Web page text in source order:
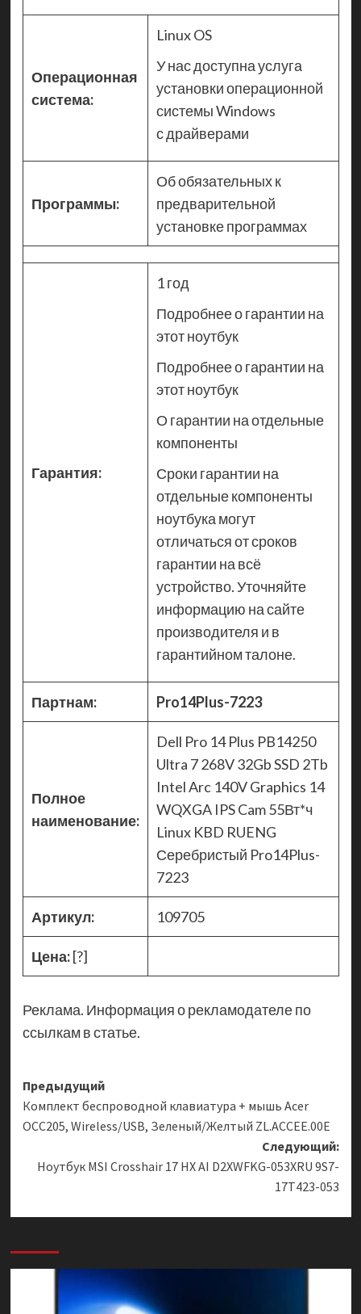
Операционная
система:
Linux OS
У нас доступна услуга
установки операционной
системы Windows
с драйверами
Программы:
Об обязательных к
предварительной
установке программах
Гарантия:
1 год
Подробнее о гарантии на
этот ноутбук
Подробнее о гарантии на
этот ноутбук
О гарантии на отдельные
компоненты
Сроки гарантии на
отдельные компоненты
ноутбука могут
отличаться от сроков
гарантии на всё
устройство. Уточняйте
информацию на сайте
производителя и в
гарантийном талоне.
Партнам: Pro14Plus-7223
Полное
наименование:
Dell Pro 14 Plus PB14250
Ultra 7 268V 32Gb SSD 2Tb
Intel Arc 140V Graphics 14
WQXGA IPS Cam 55Вт*ч
Linux KBD RUENG
Серебристый Pro14Plus-
7223
Артикул: 109705
Цена:[?]
Реклама. Информация о рекламодателе по
ссылкам в статье.
Навигация
записи
Предыдущий
Комплект беспроводной клавиатура + мышь Acer
OCC205, Wireless/USB, Зеленый/Желтый ZL.ACCEE.00E
Следующий:
Ноутбук MSI Crosshair 17 HX AI D2XWFKG-053XRU 9S7-
17T423-053